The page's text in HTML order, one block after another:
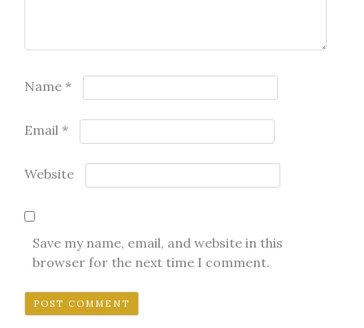
Name *
Email *
Website
Save my name, email, and website in this
browser for the next time I comment.